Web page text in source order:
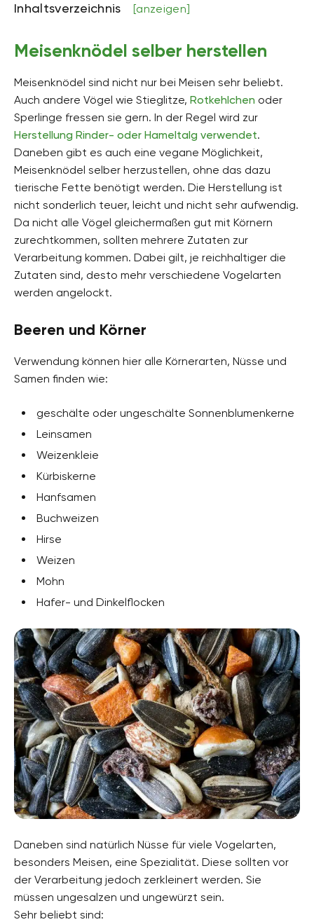
Inhaltsverzeichnis [anzeigen]
Meisenknödel selber herstellen
Meisenknödel sind nicht nur bei Meisen sehr beliebt.
Auch andere Vögel wie Stieglitze, Rotkehlchen oder
Sperlinge fressen sie gern. In der Regel wird zur
Herstellung Rinder- oder Hameltalg verwendet.
Daneben gibt es auch eine vegane Möglichkeit,
Meisenknödel selber herzustellen, ohne das dazu
tierische Fette benötigt werden. Die Herstellung ist
nicht sonderlich teuer, leicht und nicht sehr aufwendig.
Da nicht alle Vögel gleichermaßen gut mit Körnern
zurechtkommen, sollten mehrere Zutaten zur
Verarbeitung kommen. Dabei gilt, je reichhaltiger die
Zutaten sind, desto mehr verschiedene Vogelarten
werden angelockt.
Beeren und Körner
Verwendung können hier alle Körnerarten, Nüsse und
Samen finden wie:
geschälte oder ungeschälte Sonnenblumenkerne
Leinsamen
Weizenkleie
Kürbiskerne
Hanfsamen
Buchweizen
Hirse
Weizen
Mohn
Hafer- und Dinkelflocken
Daneben sind natürlich Nüsse für viele Vogelarten,
besonders Meisen, eine Spezialität. Diese sollten vor
der Verarbeitung jedoch zerkleinert werden. Sie
müssen ungesalzen und ungewürzt sein.
Sehr beliebt sind: